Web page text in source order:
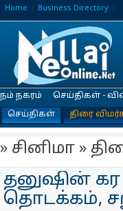
Home Business Directory
நம் நகரம் செய்திகள் -
செய்திகள்
திரை
» சினிமா »
தனுஷின் கர
தொடக்கம்,